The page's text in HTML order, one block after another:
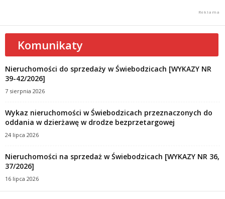
Komunikaty
Nieruchomości do sprzedaży w Świebodzicach [WYKAZY NR
39-42/2026]
7 sierpnia 2026
Wykaz nieruchomości w Świebodzicach przeznaczonych do
oddania w dzierżawę w drodze bezprzetargowej
24 lipca 2026
Nieruchomości na sprzedaż w Świebodzicach [WYKAZY NR 36,
37/2026]
16 lipca 2026